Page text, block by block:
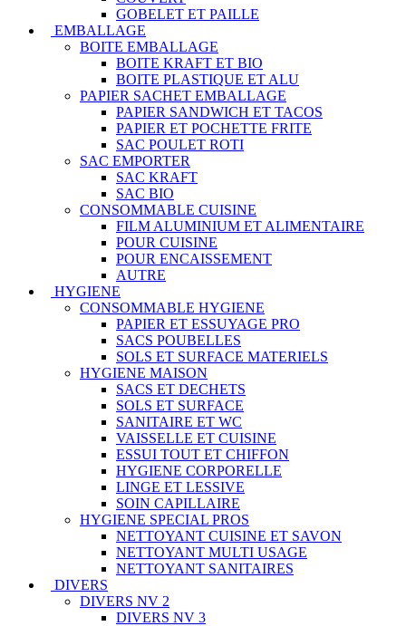
GOBELET ET PAILLE
EMBALLAGE
BOITE EMBALLAGE
BOITE KRAFT ET BIO
BOITE PLASTIQUE ET ALU
PAPIER SACHET EMBALLAGE
PAPIER SANDWICH ET TACOS
PAPIER ET POCHETTE FRITE
SAC POULET ROTI
SAC EMPORTER
SAC KRAFT
SAC BIO
CONSOMMABLE CUISINE
FILM ALUMINIUM ET ALIMENTAIRE
POUR CUISINE
POUR ENCAISSEMENT
AUTRE
HYGIENE
CONSOMMABLE HYGIENE
PAPIER ET ESSUYAGE PRO
SACS POUBELLES
SOLS ET SURFACE MATERIELS
HYGIENE MAISON
SACS ET DECHETS
SOLS ET SURFACE
SANITAIRE ET WC
VAISSELLE ET CUISINE
ESSUI TOUT ET CHIFFON
HYGIENE CORPORELLE
LINGE ET LESSIVE
SOIN CAPILLAIRE
HYGIENE SPECIAL PROS
NETTOYANT CUISINE ET SAVON
NETTOYANT MULTI USAGE
NETTOYANT SANITAIRES
DIVERS
DIVERS NV 2
DIVERS NV 3